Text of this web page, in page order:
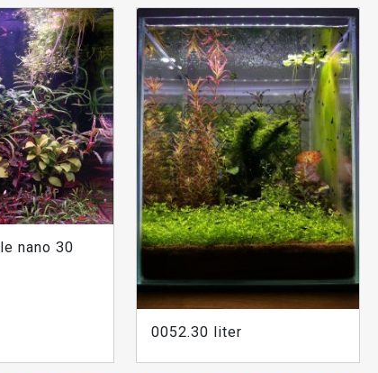
nano 30
0052.30 liter